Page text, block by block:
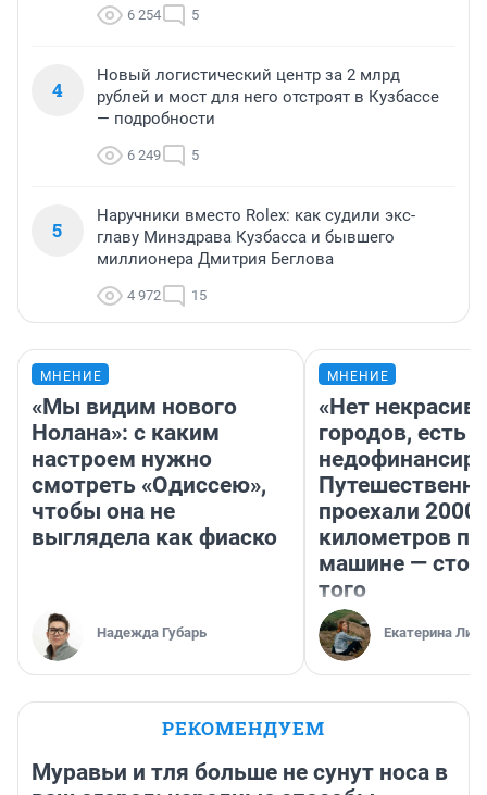
6 254 5
4
Новый логистический центр за 2 млрд
рублей и мост для него отстроят в Кузбассе
— подробности
6 249 5
5
Наручники вместо Rolex: как судили экс-
главу Минздрава Кузбасса и бывшего
миллионера Дмитрия Беглова
4 972 15
МНЕНИЕ
«Мы видим нового
Нолана»: с каким
настроем нужно
смотреть «Одиссею»,
чтобы она не
выглядела как фиаско
Надежда Губарь
МНЕНИЕ
«Нет
городов, есть
проехали 2000
километров по
машине —
того
Екатерина
РЕКОМЕНДУЕМ
Муравьи и тля больше не сунут носа в